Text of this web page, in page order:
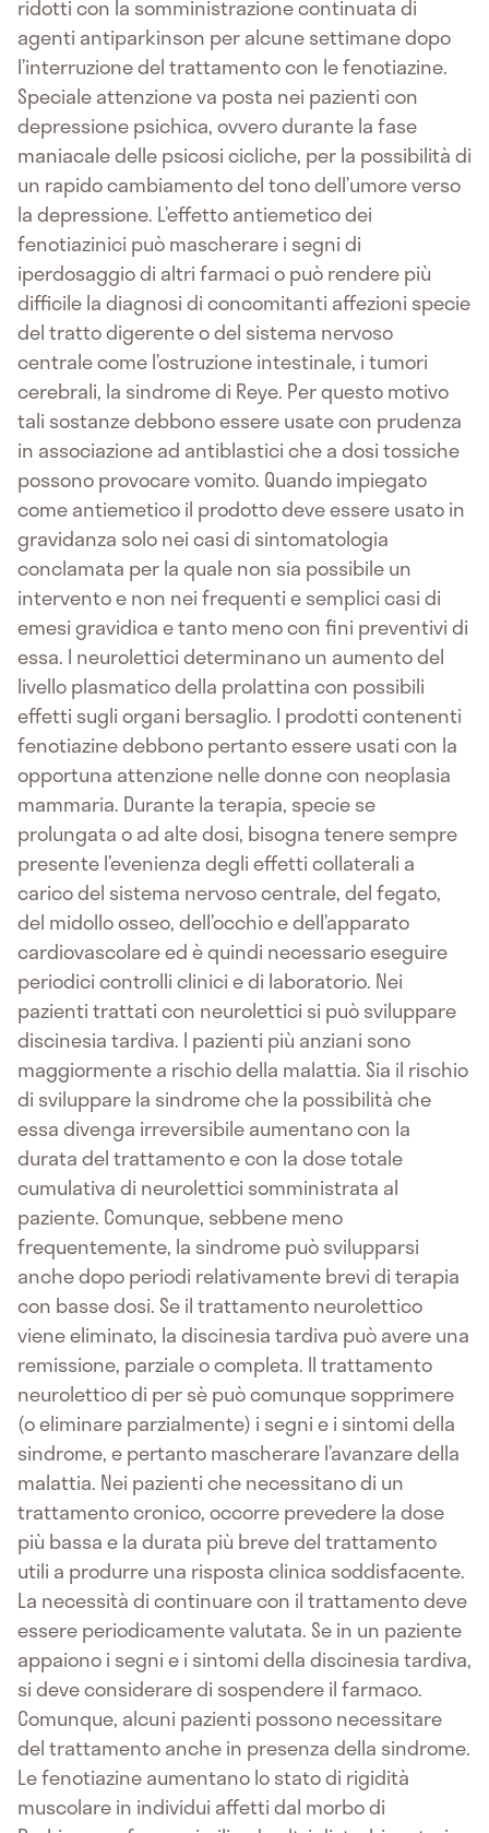
ridotti con la somministrazione continuata di
agenti antiparkinson per alcune settimane dopo
l’interruzione del trattamento con le fenotiazine.
Speciale attenzione va posta nei pazienti con
depressione psichica, ovvero durante la fase
maniacale delle psicosi cicliche, per la possibilità di
un rapido cambiamento del tono dell’umore verso
la depressione. L’effetto antiemetico dei
fenotiazinici può mascherare i segni di
iperdosaggio di altri farmaci o può rendere più
difficile la diagnosi di concomitanti affezioni specie
del tratto digerente o del sistema nervoso
centrale come l’ostruzione intestinale, i tumori
cerebrali, la sindrome di Reye. Per questo motivo
tali sostanze debbono essere usate con prudenza
in associazione ad antiblastici che a dosi tossiche
possono provocare vomito. Quando impiegato
come antiemetico il prodotto deve essere usato in
gravidanza solo nei casi di sintomatologia
conclamata per la quale non sia possibile un
intervento e non nei frequenti e semplici casi di
emesi gravidica e tanto meno con fini preventivi di
essa. I neurolettici determinano un aumento del
livello plasmatico della prolattina con possibili
effetti sugli organi bersaglio. I prodotti contenenti
fenotiazine debbono pertanto essere usati con la
opportuna attenzione nelle donne con neoplasia
mammaria. Durante la terapia, specie se
prolungata o ad alte dosi, bisogna tenere sempre
presente l’evenienza degli effetti collaterali a
carico del sistema nervoso centrale, del fegato,
del midollo osseo, dell’occhio e dell’apparato
cardiovascolare ed è quindi necessario eseguire
periodici controlli clinici e di laboratorio. Nei
pazienti trattati con neurolettici si può sviluppare
discinesia tardiva. I pazienti più anziani sono
maggiormente a rischio della malattia. Sia il rischio
di sviluppare la sindrome che la possibilità che
essa divenga irreversibile aumentano con la
durata del trattamento e con la dose totale
cumulativa di neurolettici somministrata al
paziente. Comunque, sebbene meno
frequentemente, la sindrome può svilupparsi
anche dopo periodi relativamente brevi di terapia
con basse dosi. Se il trattamento neurolettico
viene eliminato, la discinesia tardiva può avere una
remissione, parziale o completa. Il trattamento
neurolettico di per sè può comunque sopprimere
(o eliminare parzialmente) i segni e i sintomi della
sindrome, e pertanto mascherare l’avanzare della
malattia. Nei pazienti che necessitano di un
trattamento cronico, occorre prevedere la dose
più bassa e la durata più breve del trattamento
utili a produrre una risposta clinica soddisfacente.
La necessità di continuare con il trattamento deve
essere periodicamente valutata. Se in un paziente
appaiono i segni e i sintomi della discinesia tardiva,
si deve considerare di sospendere il farmaco.
Comunque, alcuni pazienti possono necessitare
del trattamento anche in presenza della sindrome.
Le fenotiazine aumentano lo stato di rigidità
muscolare in individui affetti dal morbo di